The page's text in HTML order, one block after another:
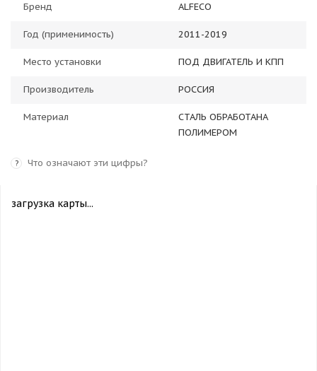
Бренд ALFECO
Год (применимость) 2011-2019
Место установки ПОД ДВИГАТЕЛЬ И КПП
Производитель РОССИЯ
Материал
СТАЛЬ ОБРАБОТАНА
ПОЛИМЕРОМ
? Что означают эти цифры?
загрузка карты...